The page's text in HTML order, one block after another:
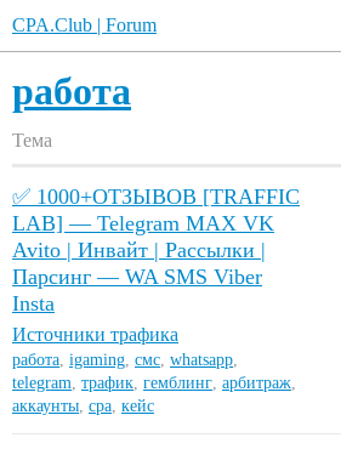
CPA.Club | Forum
работа
Тема
✅ 1000+ОТЗЫВОВ [TRAFFIC
LAB] — Telegram MAX VK
Avito | Инвайт | Рассылки |
Парсинг — WA SMS Viber
Insta
Источники трафика
работа, igaming, смс, whatsapp,
telegram, трафик, гемблинг, арбитраж,
аккаунты, cpa, кейс